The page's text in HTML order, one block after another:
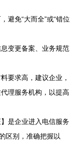
避免“大而全”或“错位
变更备案、业务规范
要求高，建议企业，
理服务机构，以提高
是企业进入电信服务
区别，准确把握以